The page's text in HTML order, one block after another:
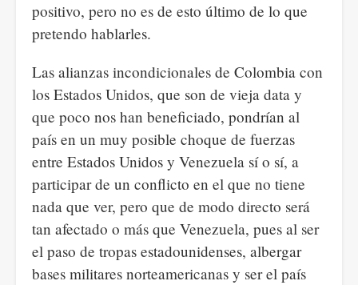
positivo, pero no es de esto último de lo que
pretendo hablarles.
Las alianzas incondicionales de Colombia con
los Estados Unidos, que son de vieja data y
que poco nos han beneficiado, pondrían al
país en un muy posible choque de fuerzas
entre Estados Unidos y Venezuela sí o sí, a
participar de un conflicto en el que no tiene
nada que ver, pero que de modo directo será
tan afectado o más que Venezuela, pues al ser
el paso de tropas estadounidenses, albergar
bases militares norteamericanas y ser el país